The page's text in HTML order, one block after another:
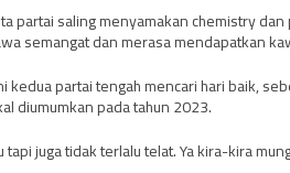
partai saling menyamakan chemistry
semangat dan merasa mendapatkan
kedua partai tengah mencari hari baik,
diumumkan pada tahun 2023.
juga tidak terlalu telat. Ya kira-kira